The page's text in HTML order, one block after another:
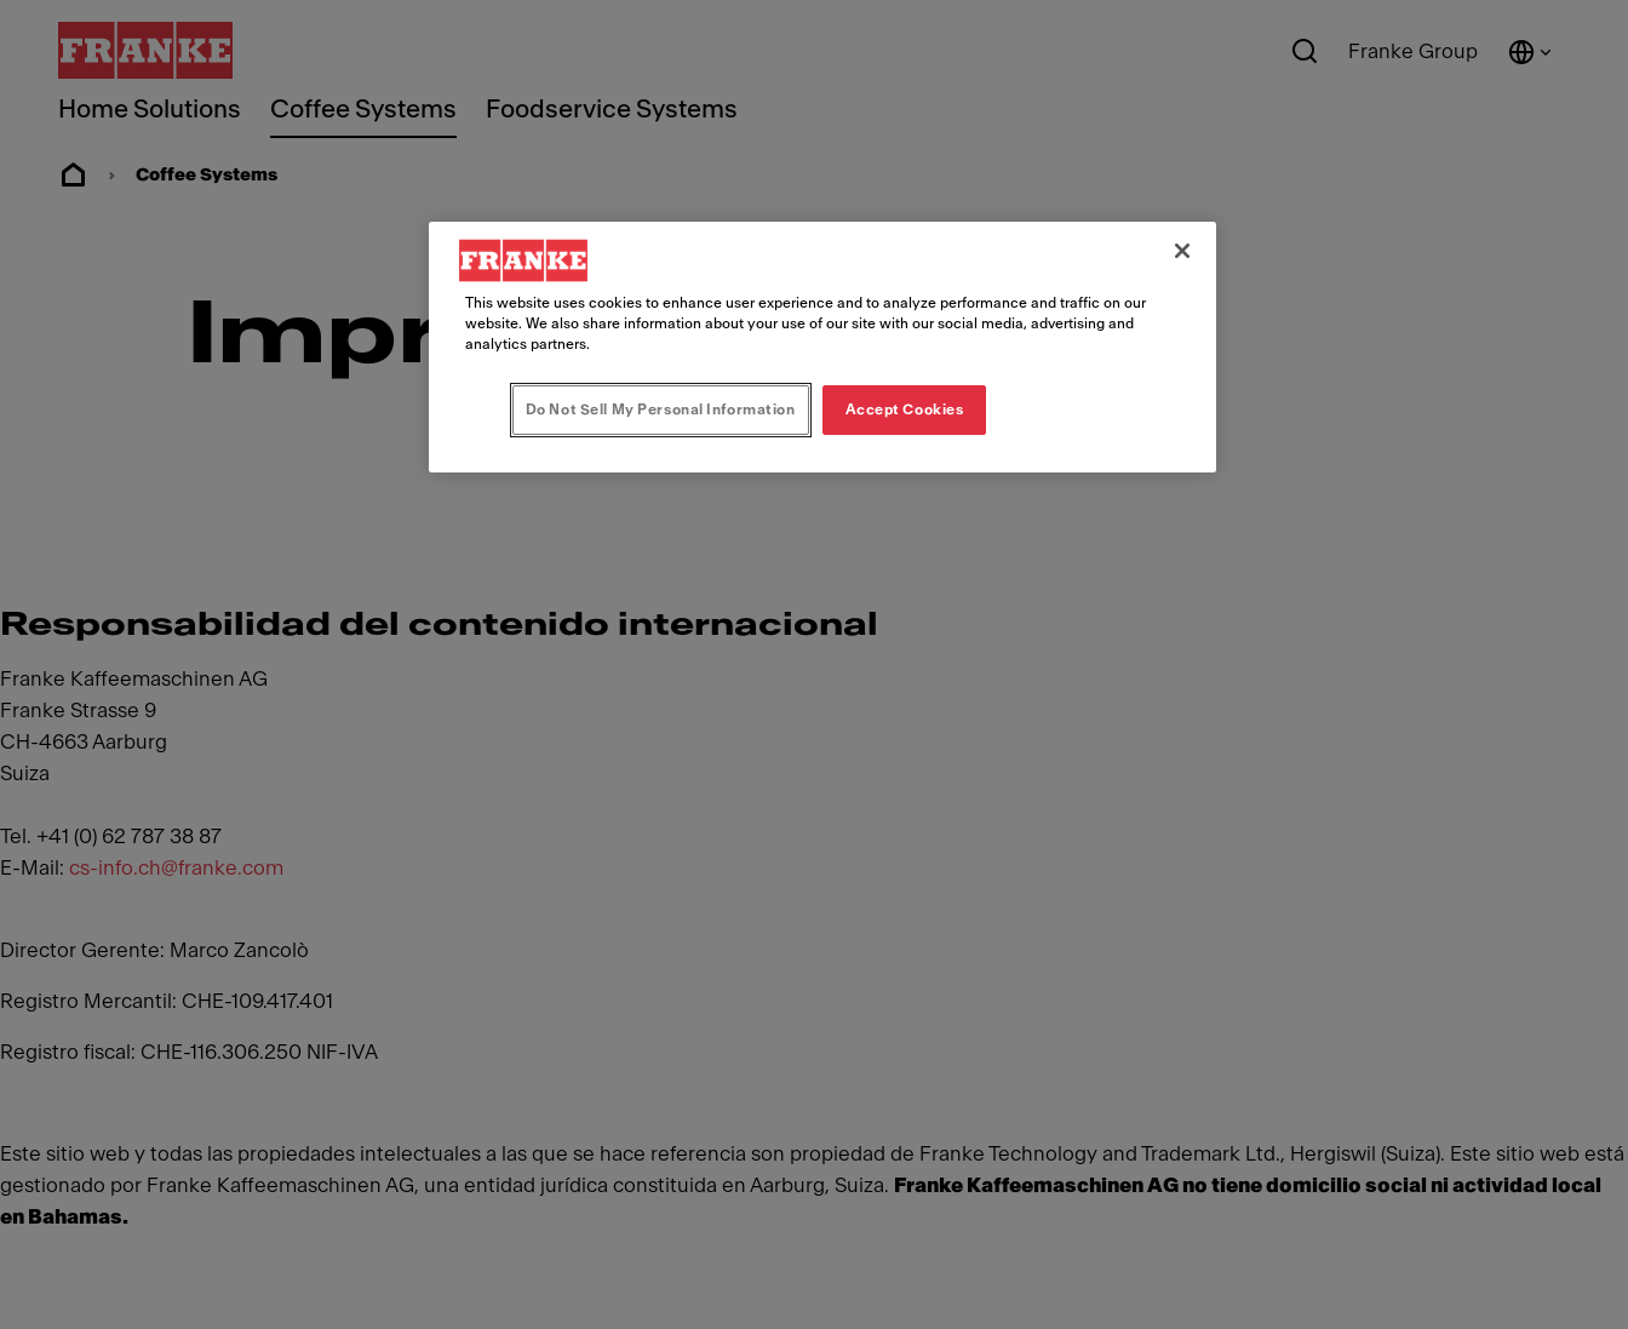
Home Solutions Coffee Systems Foodservice Systems
Franke Group
Coffee Systems
Impresión
Responsabilidad del contenido internacional
Franke Kaffeemaschinen AG
Franke Strasse 9
CH-4663 Aarburg
Suiza
Tel. +41 (0) 62 787 38 87
E-Mail: cs-info.ch@franke.com
Director Gerente: Marco Zancolò
Registro Mercantil: CHE-109.417.401
Registro fiscal: CHE-116.306.250 NIF-IVA
Este sitio web y todas las propiedades intelectuales a las que se hace referencia son propiedad de Franke Technology and Trademark Ltd., Hergiswil (Suiza). Este sitio web está
gestionado por Franke Kaffeemaschinen AG, una entidad jurídica constituida en Aarburg, Suiza. Franke Kaffeemaschinen AG no tiene domicilio social ni actividad local
en Bahamas.
This website uses cookies to enhance user experience and to analyze performance and traffic on our
website. We also share information about your use of our site with our social media, advertising and
analytics partners.
Do Not Sell My Personal Information Accept Cookies